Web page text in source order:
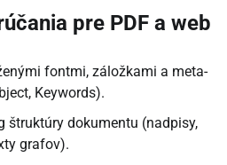
pre PDF a web
fontmi, záložkami a meta-
Keywords).
štruktúry dokumentu (nadpisy,
grafov).